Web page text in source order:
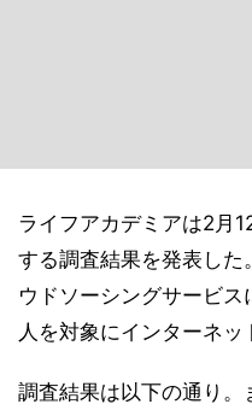
ライフアカデミアは2月
する調査結果を発表し
ウドソーシングサービ
人を対象にインターネッ
調査結果は以下の通り。